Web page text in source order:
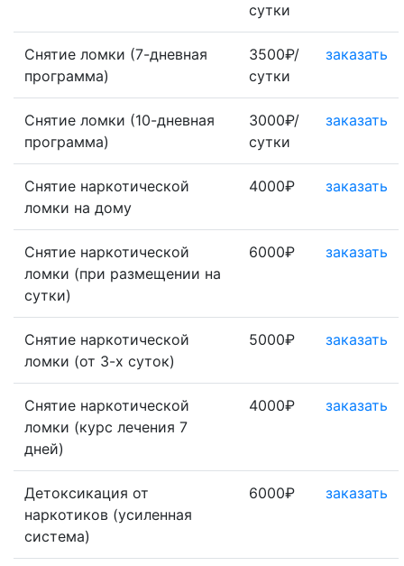
сутки
Снятие ломки (7-дневная
программа)
3500₽/
сутки
заказать
Снятие ломки (10-дневная
программа)
3000₽/
сутки
заказать
Снятие наркотической
ломки на дому
4000₽ заказать
Снятие наркотической
ломки (при размещении на
сутки)
6000₽ заказать
Снятие наркотической
ломки (от 3-х суток)
5000₽ заказать
Снятие наркотической
ломки (курс лечения 7
дней)
4000₽ заказать
Детоксикация от
наркотиков (усиленная
система)
6000₽ заказать